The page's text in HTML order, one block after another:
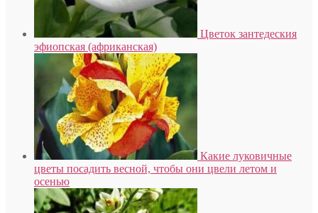
Цветок зантедеския
эфиопская (африканская)
Какие луковичные
цветы посадить весной, чтобы они цвели летом и
осенью